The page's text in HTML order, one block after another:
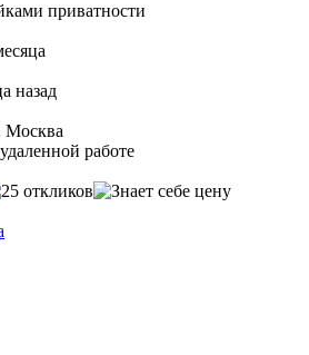
приватности
назад
Москва
работе